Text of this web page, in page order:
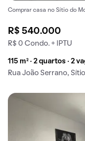
Comprar casa no Sítio do
R$ 540.000
R$ 0 Condo. + IPTU
115 m² · 2 quartos · 2
Rua João Serrano,